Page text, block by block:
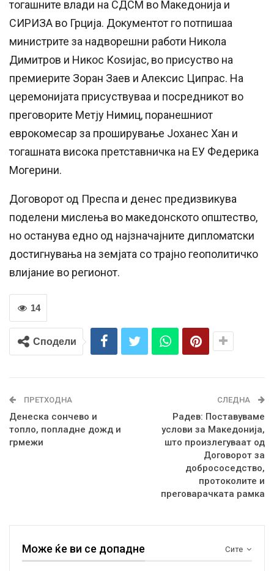
тогашните влади на СДСМ во Македонија и
СИРИЗА во Грција. Документот го потпишаа
министрите за надворешни работи Никола
Димитров и Никос Коѕијас, во присуство на
премиерите Зоран Заев и Алексис Ципрас. На
церемонијата присуствуваа и посредникот во
преговорите Метју Нимиц, поранешниот
еврокомесар за проширување Јоханес Хан и
тогашната висока претставничка на ЕУ Федерика
Могерини.
Договорот од Преспа и денес предизвикува
поделени мислења во македонското општество,
но останува едно од најзначајните дипломатски
достигнувања на земјата со трајно геополитичко
влијание во регионот.
14
Сподели
ПРЕТХОДНА
Денеска сончево и
топло, попладне дожд и
грмежи
СЛЕДНА
Радев: Поставуваме
услови за Македонија,
што произлегуваат од
Договорот за
добрососедство,
протоколите и
преговарачката рамка
Сите
Може ќе ви се допадне